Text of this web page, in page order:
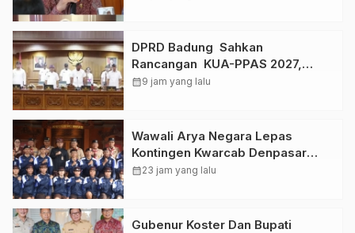
DPRD Badung Sahkan
Rancangan KUA-PPAS 2027,
Anggaran Tembus Lebih Dari
calendar_month9 jam yang lalu
Wawali Arya Negara Lepas
Kontingen Kwarcab Denpasar
Menuju Jambore Nasional XII
calendar_month23 jam yang lalu
Gubenur Koster Dan Bupati